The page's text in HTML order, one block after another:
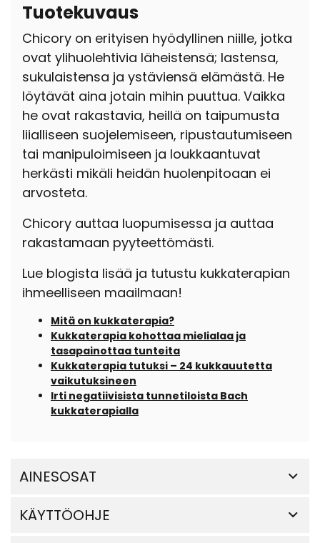
Tuotekuvaus
Chicory on erityisen hyödyllinen niille, jotka
ovat ylihuolehtivia läheistensä; lastensa,
sukulaistensa ja ystäviensä elämästä. He
löytävät aina jotain mihin puuttua. Vaikka
he ovat rakastavia, heillä on taipumusta
liialliseen suojelemiseen, ripustautumiseen
tai manipuloimiseen ja loukkaantuvat
herkästi mikäli heidän huolenpitoaan ei
arvosteta.
Chicory auttaa luopumisessa ja auttaa
rakastamaan pyyteettömästi.
Lue blogista lisää ja tutustu kukkaterapian
ihmeelliseen maailmaan!
Mitä on kukkaterapia?
Kukkaterapia kohottaa mielialaa ja
tasapainottaa tunteita
Kukkaterapia tutuksi – 24 kukkauutetta
vaikutuksineen
Irti negatiivisista tunnetiloista Bach
kukkaterapialla
AINESOSAT
KÄYTTÖOHJE